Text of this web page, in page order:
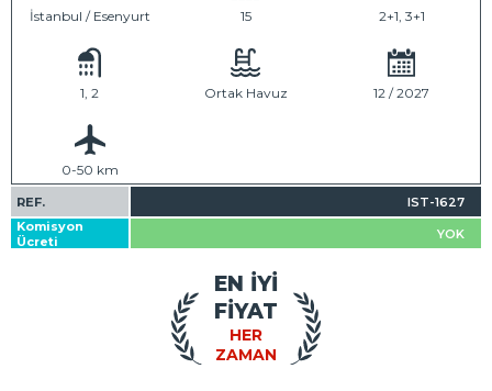
İstanbul / Esenyurt 15 2+1, 3+1
1, 2 Ortak Havuz 12 / 2027
0-50 km
REF.
IST-1627
Komisyon
Ücreti
YOK
HER
ZAMAN
EN İYİ
FİYAT